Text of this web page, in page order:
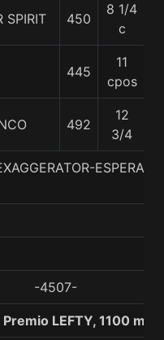
SPIRIT 450
8 1/4
c
445
11
cpos
492
12
3/4
-4507-
LEFTY, 1100